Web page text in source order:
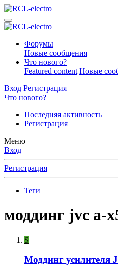
Форумы
Новые сообщения
Что нового?
Featured content Новые
Вход Регистрация
Что нового?
Последняя активность
Регистрация
Меню
Вход
Регистрация
Теги
моддинг jvc a-
S
Моддинг усилителя